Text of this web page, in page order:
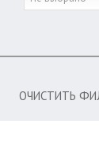
ОЧИСТИТЬ